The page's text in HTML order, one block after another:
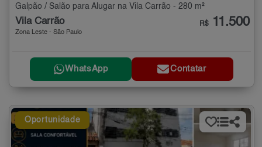
Galpão / Salão para Alugar na Vila Carrão - 280 m²
Vila Carrão
Zona Leste - São Paulo
R$ 11.500
WhatsApp Contatar
Oportunidade